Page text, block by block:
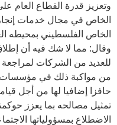
وتعزيز قدرة القطاع العام
الخاص في مجال خدمات
الخاص الفلسطيني بمحيطه
وقال: مما لا شك فيه أن
للعديد من الشركات لمراجعة
من مواكبة ذلك في مؤسسات
حافزا إضافيا لها من أجل
تمثيل مصالحه بما يعزز
الاضطلاع بمسؤولياتها